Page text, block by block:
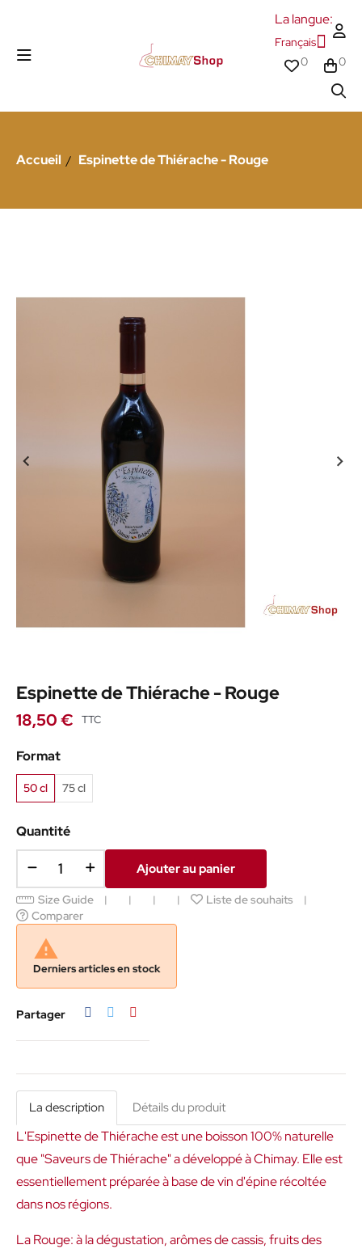
La langue:
Français
0
0
Accueil Espinette de Thiérache - Rouge
Espinette de Thiérache - Rouge
18,50 € TTC
Format
50 cl 75 cl
Quantité
Ajouter au panier
Size Guide
Liste de souhaits
Comparer

Derniers articles en stock
Partager
La description Détails du produit
L'Espinette de Thiérache est une boisson 100% naturelle
que "Saveurs de Thiérache" a développé à Chimay. Elle est
essentiellement préparée à base de vin d'épine récoltée
dans nos régions.
La Rouge: à la dégustation, arômes de cassis, fruits des